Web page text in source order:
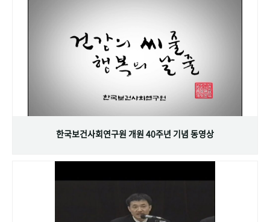
한국보건사회연구원 개원 40주년 기념 동영상